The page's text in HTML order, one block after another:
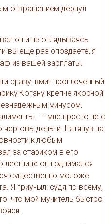
отвращением дернул
он и не оглядываясь
вы еще раз опоздаете, я
из вашей зарплаты.
сразу: вмиг проглоченный
Когану крепче якорной
минусом,
– мне просто не с
деньги. Натянув на
к любым
за стариком в его
он поднимался
существенно моложе
Я приуныл: судя по всему,
что мой мучитель быстро